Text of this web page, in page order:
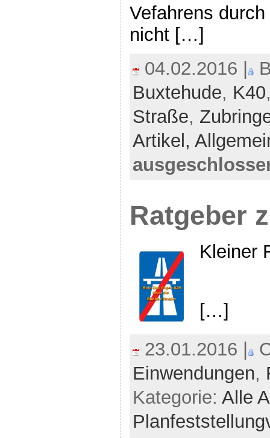
Vefahrens
nicht […]
04.02.2016 |
Buxtehude, K40
Straße,
Artikel,
Ratgeber
Kleiner
[…]
23.01.2016 |
Einwendungen,
Kategorie: Alle